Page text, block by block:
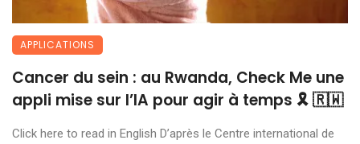
APPLICATIONS
Cancer du sein : au Rwanda, Check Me une
appli mise sur l’IA pour agir à temps 🎗 🇷🇼
Click here to read in English D’après le Centre international de